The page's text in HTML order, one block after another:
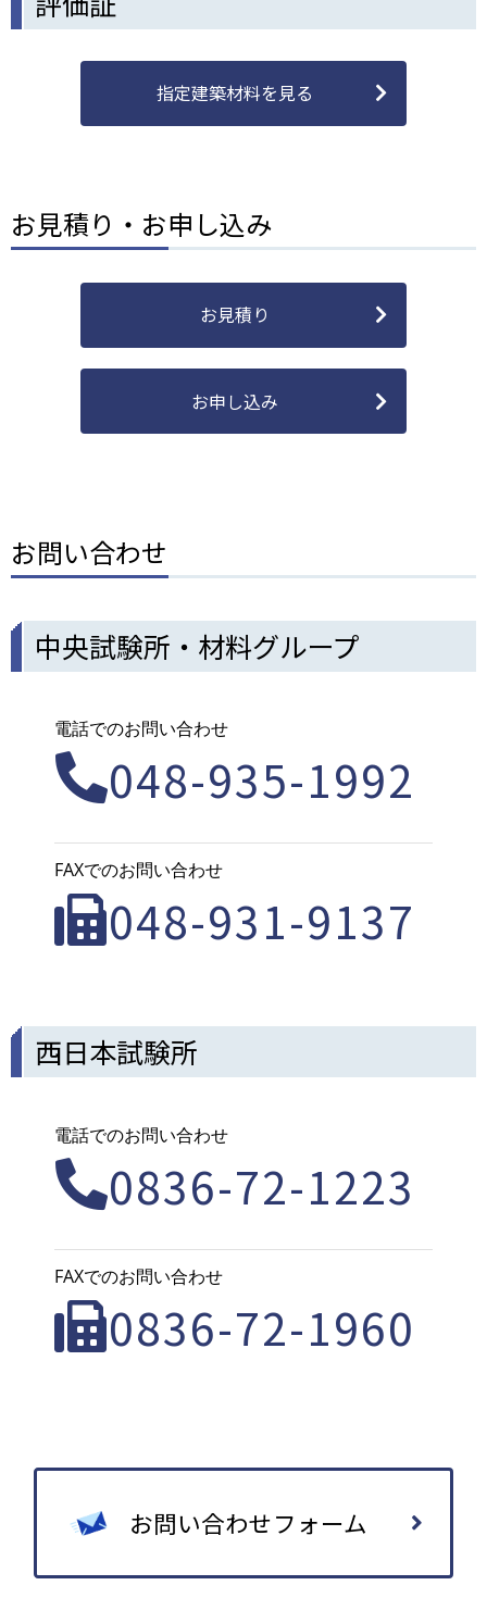
指定建築材料を見る
お見積り・お申し込み
お見積り
お申し込み
お問い合わせ
中央試験所・材料グループ
電話でのお問い合わせ
048-935-1992
FAXでのお問い合わせ
048-931-9137
西日本試験所
電話でのお問い合わせ
0836-72-1223
FAXでのお問い合わせ
0836-72-1960
お問い合わせフォーム